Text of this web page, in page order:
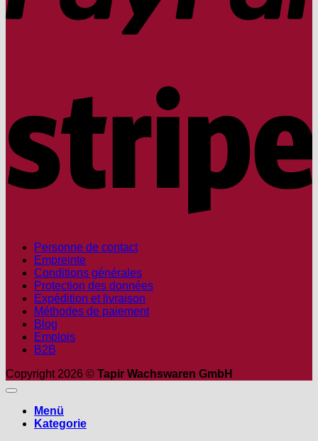
Personne de contact
Empreinte
Conditions générales
Protection des données
Expédition et livraison
Méthodes de paiement
Blog
Emplois
B2B
Copyright 2026 © Tapir Wachswaren GmbH
Menü
Kategorie